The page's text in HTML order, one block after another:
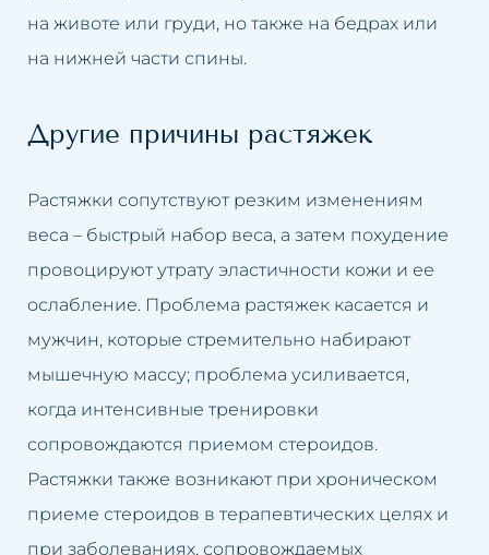
на животе или груди, но также на бедрах или
на нижней части спины.
Другие причины растяжек
Растяжки сопутствуют резким изменениям
веса – быстрый набор веса, а затем похудение
провоцируют утрату эластичности кожи и ее
ослабление. Проблема растяжек касается и
мужчин, которые стремительно набирают
мышечную массу; проблема усиливается,
когда интенсивные тренировки
сопровождаются приемом стероидов.
Растяжки также возникают при хроническом
приеме стероидов в терапевтических целях и
при заболеваниях, сопровождаемых